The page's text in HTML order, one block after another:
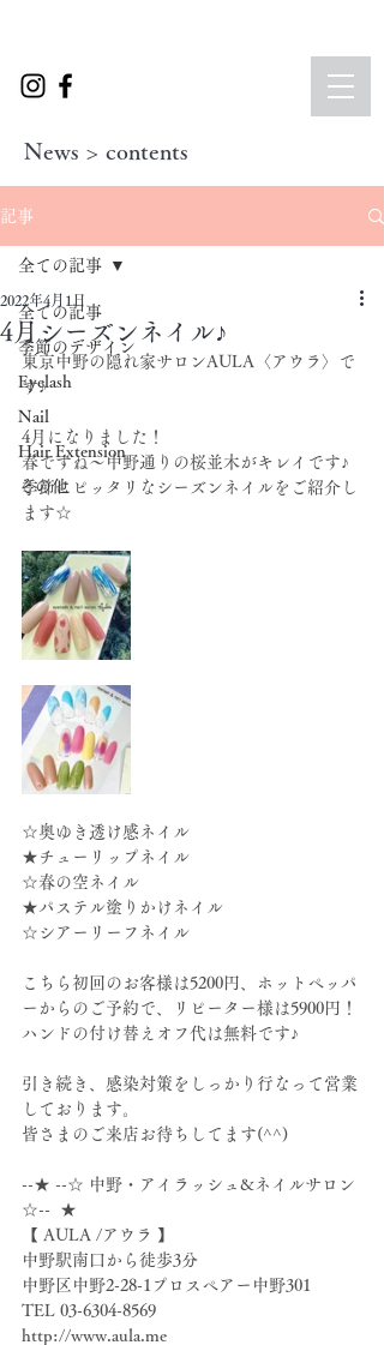
News > contents
記事
全ての記事
季節のデザイン
Eyelash
Nail
Hair Extension
その他
全ての記事
4月シーズンネイル♪
2022年4月1日
東京中野の隠れ家サロンAULA〈アウラ〉で
す♪
4月になりました！
春ですね～中野通りの桜並木がキレイです♪
季節にピッタリなシーズンネイルをご紹介し
ます☆
☆奥ゆき透け感ネイル
★チューリップネイル
☆春の空ネイル
★パステル塗りかけネイル
☆シアーリーフネイル
こちら初回のお客様は5200円、ホットペッパ
ーからのご予約で、リピーター様は5900円！
ハンドの付け替えオフ代は無料です♪
引き続き、感染対策をしっかり行なって営業
しております。
皆さまのご来店お待ちしてます(^^)
--★ --☆ 中野・アイラッシュ&ネイルサロン
☆--  ★
【 AULA /アウラ 】
中野駅南口から徒歩3分
中野区中野2-28-1プロスペアー中野301
TEL 03-6304-8569
http://www.aula.me